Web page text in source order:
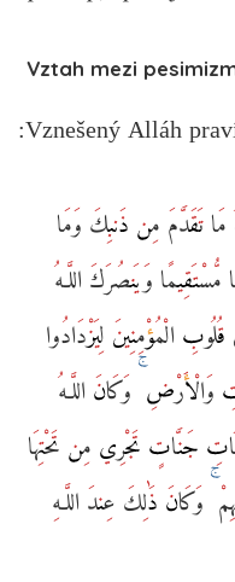
Vztah mezi
Vznešený Alláh
مَا تَقَدَّمَ مِن ذَنبِكَ وَمَا
وَيَنصُرَكَ اللَّـهُ
الْمُؤْمِنِينَ لِيَزْدَادُوا
وَالْأَرْضِ ۚ وَكَانَ اللَّـهُ
جَنَّاتٍ تَجْرِي مِن تَحْتِهَا
وَكَانَ ذَٰلِكَ عِندَ اللَّـهِ